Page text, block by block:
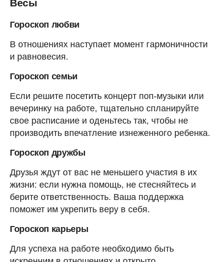
Весы
Гороскоп любви
В отношениях наступает момент гармоничности
и равновесия.
Гороскоп семьи
Если решите посетить концерт поп-музыки или
вечеринку на работе, тщательно спланируйте
свое расписание и оденьтесь так, чтобы не
производить впечатление изнеженного ребенка.
Гороскоп дружбы
Друзья ждут от вас не меньшего участия в их
жизни: если нужна помощь, не стесняйтесь и
берите ответственность. Ваша поддержка
поможет им укрепить веру в себя.
Гороскоп карьеры
Для успеха на работе необходимо быть